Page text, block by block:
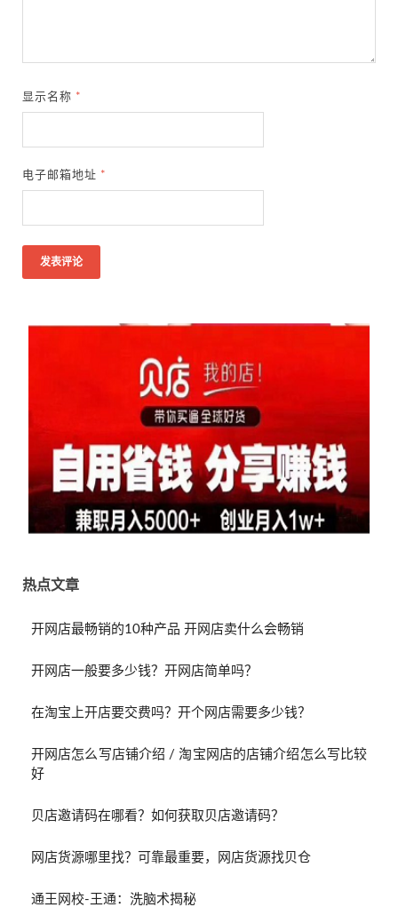
显示名称 *
电子邮箱地址 *
热点文章
开网店最畅销的10种产品 开网店卖什么会畅销
开网店一般要多少钱？开网店简单吗？
在淘宝上开店要交费吗？开个网店需要多少钱？
开网店怎么写店铺介绍 / 淘宝网店的店铺介绍怎么写比较
好
贝店邀请码在哪看？如何获取贝店邀请码？
网店货源哪里找？可靠最重要，网店货源找贝仓
通王网校-王通：洗脑术揭秘